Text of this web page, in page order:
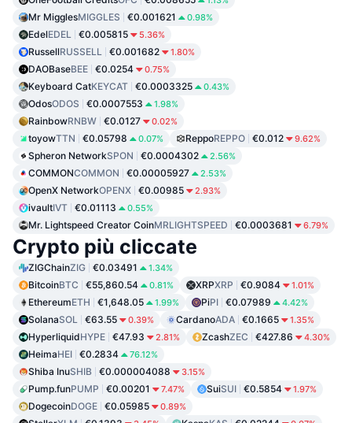
Mr MigglesMIGGLES €0.001621 0.98%
EdelEDEL €0.005815 5.36%
RussellRUSSELL €0.001682 1.80%
DAOBaseBEE €0.0254 0.75%
Keyboard CatKEYCAT €0.0003325 0.43%
OdosODOS €0.0007553 1.98%
RainbowRNBW €0.0127 0.02%
toyowTTN €0.05798 0.07% ReppoREPPO €0.012 9.62%
Spheron NetworkSPON €0.0004302 2.56%
COMMONCOMMON €0.00005927 2.53%
OpenX NetworkOPENX €0.00985 2.93%
ivaultIVT €0.01113 0.55%
Mr. Lightspeed Creator CoinMRLIGHTSPEED €0.0003681 6.79%
Crypto più cliccate
ZIGChainZIG €0.03491 1.34%
BitcoinBTC €55,860.54 0.81% XRPXRP €0.9084 1.01%
EthereumETH €1,648.05 1.99% PiPI €0.07989 4.42%
SolanaSOL €63.55 0.39% CardanoADA €0.1665 1.35%
HyperliquidHYPE €47.93 2.81% ZcashZEC €427.86 4.30%
HeimaHEI €0.2834 76.12%
Shiba InuSHIB €0.000004088 3.15%
Pump.funPUMP €0.00201 7.47% SuiSUI €0.5854 1.97%
DogecoinDOGE €0.05985 0.89%